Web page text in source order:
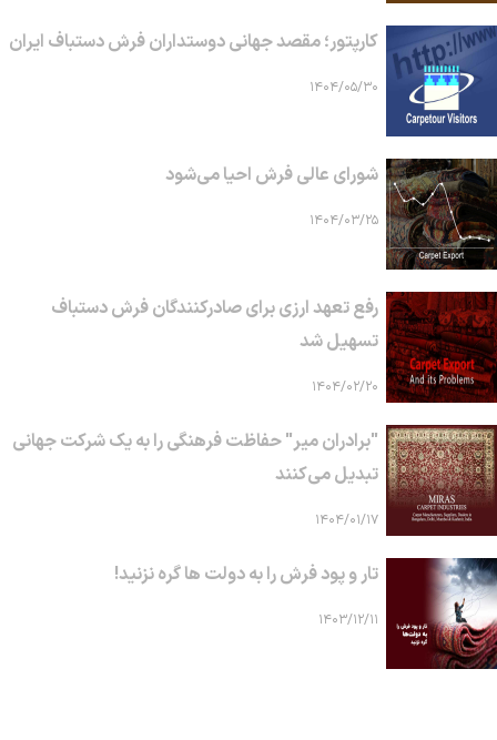
کارپتور؛ مقصد جهانی دوستداران فرش دستباف ایران
۱۴۰۴/۰۵/۳۰
شورای عالی فرش احیا می‌شود
۱۴۰۴/۰۳/۲۵
رفع تعهد ارزی برای صادرکنندگان فرش دستباف
تسهیل شد
۱۴۰۴/۰۲/۲۰
"برادران میر" حفاظت فرهنگی را به یک شرکت جهانی
تبدیل می‌کنند
۱۴۰۴/۰۱/۱۷
تار و پود فرش را به دولت ها گره نزنید!
۱۴۰۳/۱۲/۱۱